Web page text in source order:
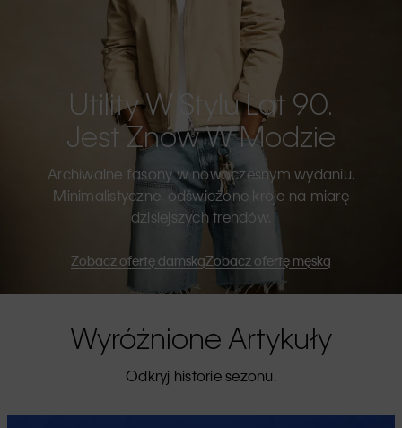
Utility W Stylu Lat 90.
Jest Znów W Modzie
Archiwalne fasony w nowoczesnym wydaniu.
Minimalistyczne, odświeżone kroje na miarę
dzisiejszych trendów.
Zobacz ofertę damskąZobacz ofertę męską
Wyróżnione Artykuły
Odkryj historie sezonu.